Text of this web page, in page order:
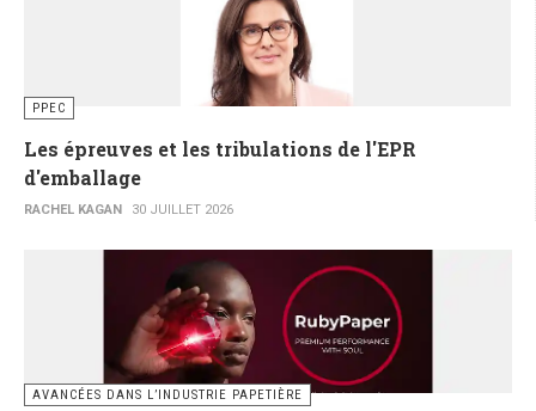
PPEC
Les épreuves et les tribulations de l'EPR
d'emballage
RACHEL KAGAN 30 JUILLET 2026
AVANCÉES DANS L’INDUSTRIE PAPETIÈRE